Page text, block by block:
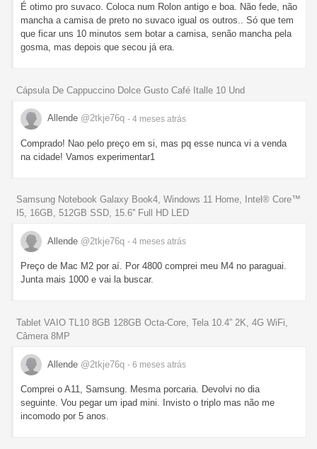
É otimo pro suvaco. Coloca num Rolon antigo e boa. Não fede, não
mancha a camisa de preto no suvaco igual os outros.. Só que tem
que ficar uns 10 minutos sem botar a camisa, senão mancha pela
gosma, mas depois que secou já era.
Cápsula De Cappuccino Dolce Gusto Café Italle 10 Und
Allende @2tkje76q - 4 meses atrás
Comprado! Nao pelo preço em si, mas pq esse nunca vi a venda
na cidade! Vamos experimentar1
Samsung Notebook Galaxy Book4, Windows 11 Home, Intel® Core™
I5, 16GB, 512GB SSD, 15.6'' Full HD LED
Allende @2tkje76q - 4 meses atrás
Preço de Mac M2 por aí. Por 4800 comprei meu M4 no paraguai.
Junta mais 1000 e vai la buscar.
Tablet VAIO TL10 8GB 128GB Octa-Core, Tela 10.4” 2K, 4G WiFi,
Câmera 8MP
Allende @2tkje76q - 6 meses atrás
Comprei o A11, Samsung. Mesma porcaria. Devolvi no dia
seguinte. Vou pegar um ipad mini. Invisto o triplo mas não me
incomodo por 5 anos.